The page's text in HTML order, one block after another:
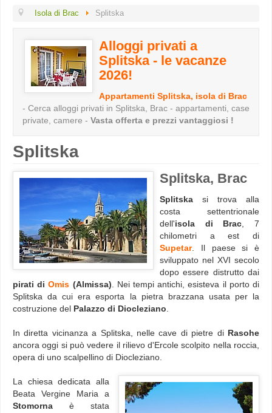
Isola di Brac Splitska
Alloggi privati a
Splitska - le vacanze
2026!
Appartamenti Splitska, isola di Brac
- Cerca alloggi privati in Splitska, Brac - appartamenti, case
private, camere - Vasta offerta e prezzi vantaggiosi !
Splitska
Splitska, Brac
Splitska si trova alla
costa settentrionale
dell'isola di Brac, 7
chilometri a est di
Supetar. Il paese si è
sviluppato nel XVI secolo
dopo essere distrutto dai
pirati diOmis (Almissa). Nei tempi antichi, esisteva il porto di
Splitska da cui era esporta la pietra brazzana usata per la
costruzione del Palazzo di Diocleziano.
In diretta vicinanza a Splitska, nelle cave di pietre di Rasohe
ancora oggi si può vedere il rilievo d'Ercole scolpito nella roccia,
opera di uno scalpellino di Diocleziano.
La chiesa dedicata alla
Beata Vergine Maria a
Stomorna è stata